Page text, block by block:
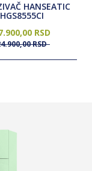
HANSEATIC
HGS8555CI
00 RSD
00RSD